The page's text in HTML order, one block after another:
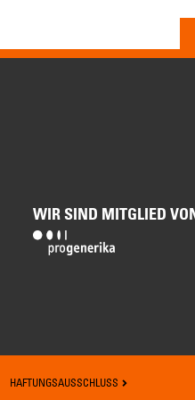
WIR SIND MITGLIED
HAFTUNGSAUSSCHLUSS